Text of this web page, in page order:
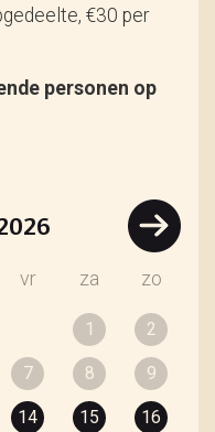
€30 per
personen op
vr za zo
1 2
7 8 9
14 15 16